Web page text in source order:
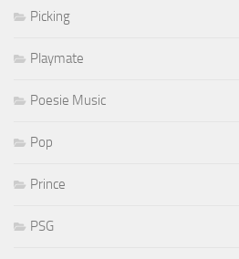
Picking
Playmate
Poesie Music
Pop
Prince
PSG